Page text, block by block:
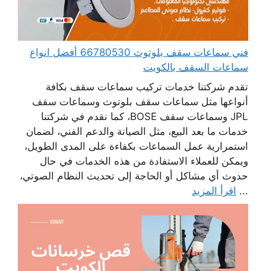
فني سماعات سقف بلوتوث 66780530 أفضل انواع
سماعات السقف بالكويت
تقدم شركتنا خدمات تركيب سماعات سقف بكافة
أنواعها مثل سماعات سقف بلوتوث وسماعات سقف
JPL وسماعات سقف BOSE، كما نقدم في شركتنا
خدمات ما بعد البيع، مثل الصيانة والدعم الفني، لضمان
استمرارية عمل السماعات بكفاءة على المدى الطويل،
ويمكن للعملاء الاستفادة من هذه الخدمات في حال
حدوث أي مشاكل أو الحاجة إلى تحديث النظام الصوتي،
... اقرأ المزيد